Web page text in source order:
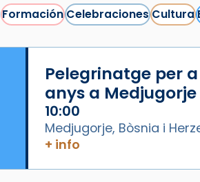
Cargar más...
FormaciónCelebracionesCultura
Pelegrinatge per
anys a Medjugorje
10:00
Medjugorje, Bòsnia i
+ info